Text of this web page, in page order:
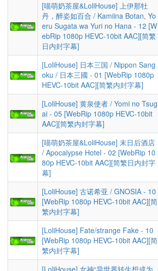
[喵萌奶茶屋&LoliHouse] 上伊那牡
丹，醉姿如百合 / Kamiina Botan, Yo
eru Sugata wa Yuri no Hana - 12 [W
ebRip 1080p HEVC-10bit AAC][简繁
日内封字幕]
[LoliHouse] 日本三国 / Nippon Sang
oku / 日本三國 - 01 [WebRip 1080p
HEVC-10bit AAC][简繁内封字幕]
[LoliHouse] 黄泉使者 / Yomi no Tsug
ai - 05 [WebRip 1080p HEVC-10bit
AAC][简繁内封字幕]
[喵萌奶茶屋&LoliHouse] 末日后酒店
/ Apocalypse Hotel - 02 [WebRip 10
80p HEVC-10bit AAC][简繁日内封字
幕]
[LoliHouse] 古诺希亚 / GNOSIA - 10
[WebRip 1080p HEVC-10bit AAC][简
繁内封字幕]
[LoliHouse] Fate/strange Fake - 10
[WebRip 1080p HEVC-10bit AAC][简
繁内封字幕]
[LoliHouse] 女神“异世界转生想成为